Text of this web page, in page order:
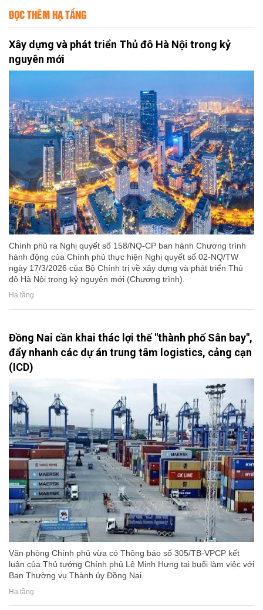
ĐỌC THÊM HẠ TẦNG
Xây dựng và phát triển Thủ đô Hà Nội trong kỷ
nguyên mới
Chính phủ ra Nghị quyết số 158/NQ-CP ban hành Chương trình
hành động của Chính phủ thực hiện Nghị quyết số 02-NQ/TW
ngày 17/3/2026 của Bộ Chính trị về xây dựng và phát triển Thủ
đô Hà Nội trong kỷ nguyên mới (Chương trình).
Hạ tầng
Đồng Nai cần khai thác lợi thế "thành phố Sân bay",
đẩy nhanh các dự án trung tâm logistics, cảng cạn
(ICD)
Văn phòng Chính phủ vừa có Thông báo số 305/TB-VPCP kết
luận của Thủ tướng Chính phủ Lê Minh Hưng tại buổi làm việc với
Ban Thường vụ Thành ủy Đồng Nai.
Hạ tầng